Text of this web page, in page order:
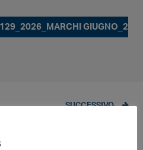
GIUGNO_2
SUCCESSIVO